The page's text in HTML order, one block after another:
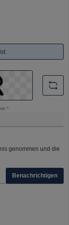
*
genommen und die
Benachrichtigen